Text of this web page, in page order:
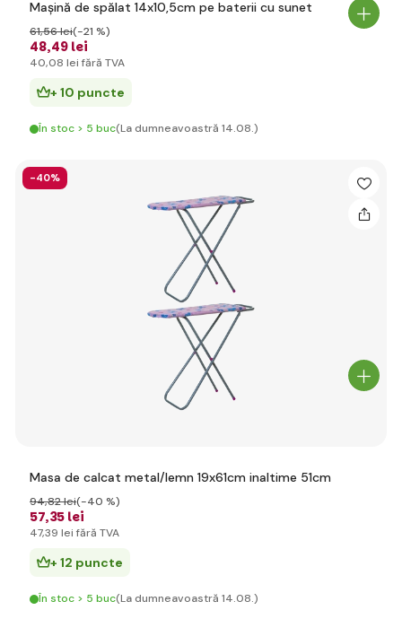
Mașină de spălat 14x10,5cm pe baterii cu sunet
48,49 lei
61,56 lei(-21 %)
40,08 lei fără TVA
+ 10 puncte
În stoc > 5 buc(La dumneavoastră 14.08.)
-40%
Masa de calcat metal/lemn 19x61cm inaltime 51cm
57,35 lei
94,82 lei(-40 %)
47,39 lei fără TVA
+ 12 puncte
În stoc > 5 buc(La dumneavoastră 14.08.)